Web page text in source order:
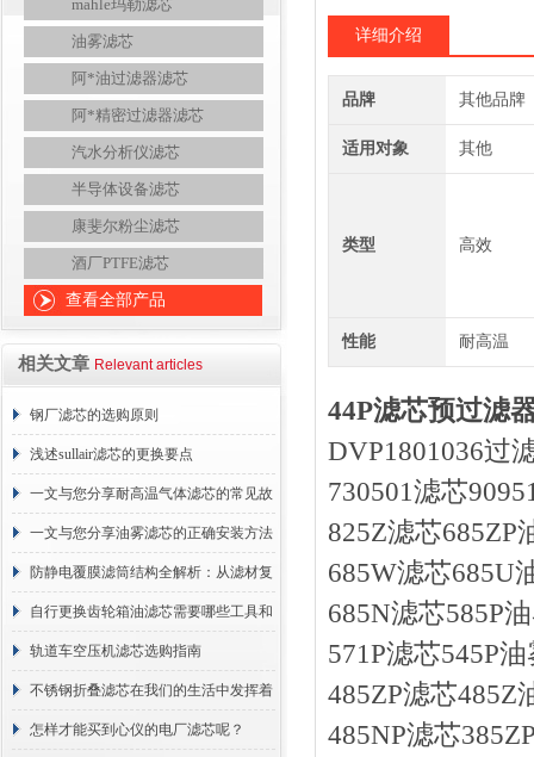
mahle玛勒滤芯
油雾滤芯
阿*油过滤器滤芯
阿*精密过滤器滤芯
汽水分析仪滤芯
半导体设备滤芯
康斐尔粉尘滤芯
酒厂PTFE滤芯
查看全部产品
相关文章 Relevant articles
钢厂滤芯的选购原则
浅述sullair滤芯的更换要点
一文与您分享耐高温气体滤芯的常见故
障相应解决方法
一文与您分享油雾滤芯的正确安装方法
防静电覆膜滤筒结构全解析：从滤材复
合到整体成型
自行更换齿轮箱油滤芯需要哪些工具和
材料？
轨道车空压机滤芯选购指南
不锈钢折叠滤芯在我们的生活中发挥着
哪些作用呢？
怎样才能买到心仪的电厂滤芯呢？
详细介绍
品牌 其他品牌
适用对象 其他
类型 高效
性能 耐高温
44P滤芯预过滤
DVP1801036过
730501滤芯
825Z滤芯
685W滤芯685U
685N滤芯585P
571P滤芯545P
485ZP滤芯485Z
485NP滤芯